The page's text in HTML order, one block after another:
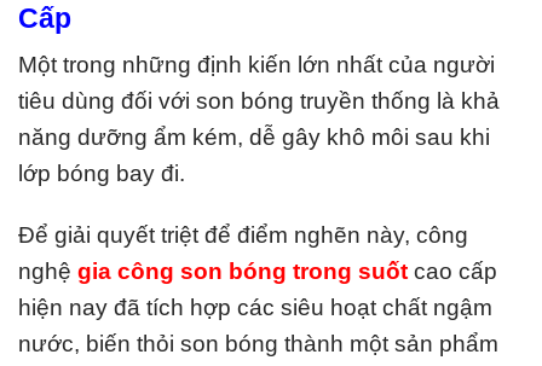
Cấp
Một trong những định kiến lớn nhất của người
tiêu dùng đối với son bóng truyền thống là khả
năng dưỡng ẩm kém, dễ gây khô môi sau khi
lớp bóng bay đi.
Để giải quyết triệt để điểm nghẽn này, công
nghệ gia công son bóng trong suốt cao cấp
hiện nay đã tích hợp các siêu hoạt chất ngậm
nước, biến thỏi son bóng thành một sản phẩm